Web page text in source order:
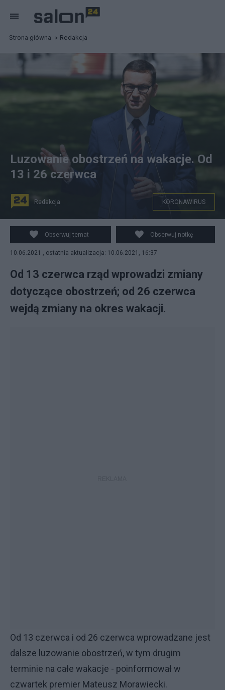
Strona główna Redakcja
Premier Mateusz Morawiecki. Fot. PAP/Radek
Pietruszka
Luzowanie obostrzeń na wakacje. Od
13 i 26 czerwca
Redakcja KORONAWIRUS
Obserwuj temat Obserwuj notkę
10.06.2021 , ostatnia aktualizacja: 10.06.2021, 16:37
Od 13 czerwca rząd wprowadzi zmiany
dotyczące obostrzeń; od 26 czerwca
wejdą zmiany na okres wakacji.
Od 13 czerwca i od 26 czerwca wprowadzane jest
dalsze luzowanie obostrzeń, w tym drugim
terminie na całe wakacje - poinformował w
czwartek premier Mateusz Morawiecki.